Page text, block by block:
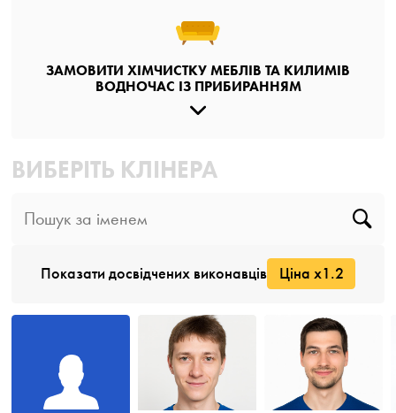
ЗАМОВИТИ ХІМЧИСТКУ МЕБЛІВ ТА КИЛИМІВ
ВОДНОЧАС ІЗ ПРИБИРАННЯМ
ВИБЕРІТЬ КЛІНЕРА
Показати досвідчених виконавців Ціна x1.2